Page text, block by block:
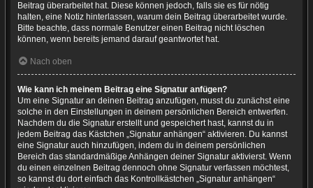
Beitrag überarbeitet hat. Diese können jedoch, falls sie es für nötig
halten, eine Notiz hinterlassen, warum dein Beitrag überarbeitet wurde.
Bitte beachte, dass normale Benutzer einen Beitrag nicht löschen
können, wenn bereits jemand darauf geantwortet hat.
Nach oben
Wie kann ich meinem Beitrag eine Signatur anfügen?
Um eine Signatur an deinen Beitrag anzufügen, musst du zunächst eine
solche in den Einstellungen in deinem persönlichen Bereich entwerfen.
Nachdem du die Signatur erstellt und gespeichert hast, kannst du in
jedem Beitrag das Kästchen „Signatur anhängen“ aktivieren. Du kannst
eine Signatur auch hinzufügen, indem du in deinem persönlichen
Bereich das standardmäßige Anhängen deiner Signatur aktivierst. Wenn
du einen einzelnen Beitrag dennoch ohne Signatur verfassen möchtest,
so kannst du dort einfach das Kontrollkästchen „Signatur anhängen“